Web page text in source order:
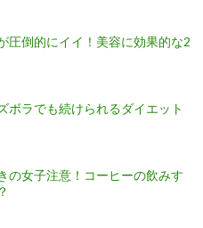
圧倒的にイイ！美容に効果的な2
ボラでも続けられるダイエット
の女子注意！コーヒーの飲みす